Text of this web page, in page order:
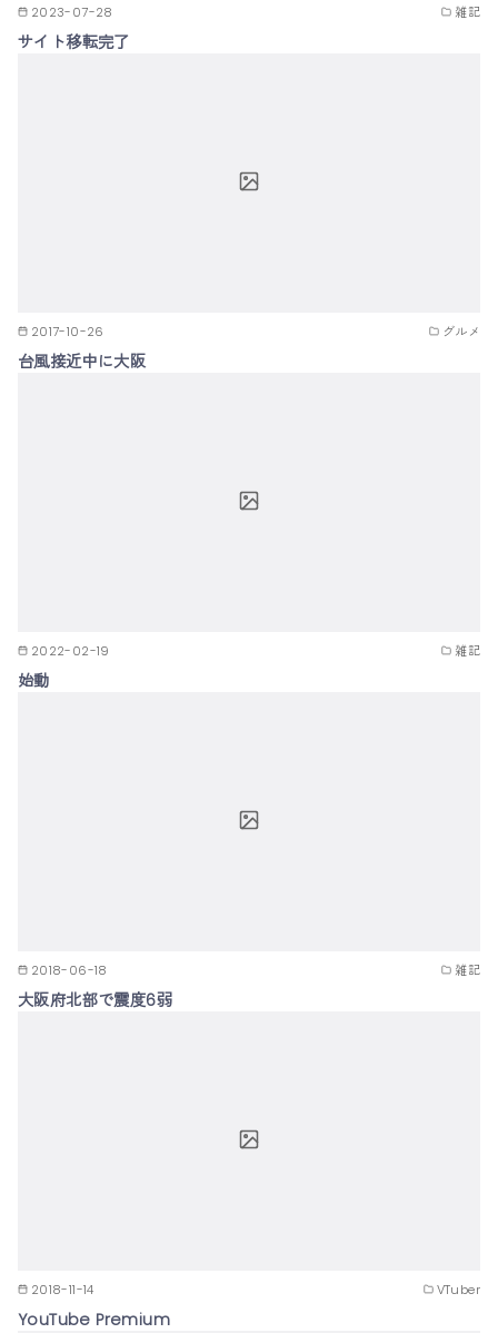
2023-07-28 雑記
サイト移転完了
2017-10-26 グルメ
台風接近中に大阪
2022-02-19 雑記
始動
2018-06-18 雑記
大阪府北部で震度6弱
2018-11-14 VTuber
YouTube Premium